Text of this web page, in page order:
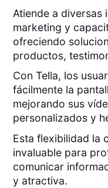
Atiende a diversas
marketing y
ofreciendo
productos,
Con Tella, los
fácilmente la
mejorando sus
personalizados y
Esta flexibilidad la
invaluable para
comunicar
y atractiva.